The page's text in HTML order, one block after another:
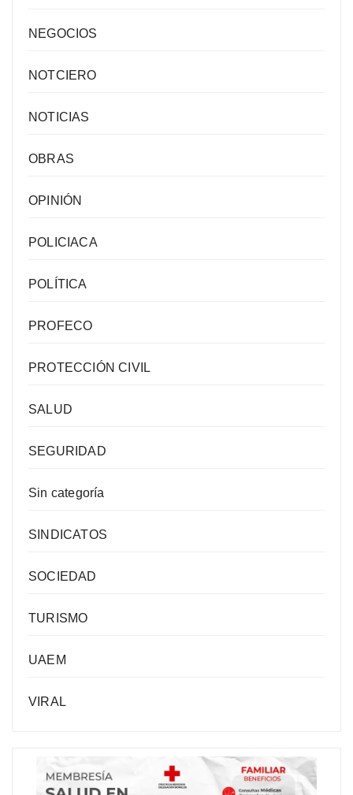
NEGOCIOS
NOTCIERO
NOTICIAS
OBRAS
OPINIÓN
POLICIACA
POLÍTICA
PROFECO
PROTECCIÓN CIVIL
SALUD
SEGURIDAD
Sin categoría
SINDICATOS
SOCIEDAD
TURISMO
UAEM
VIRAL